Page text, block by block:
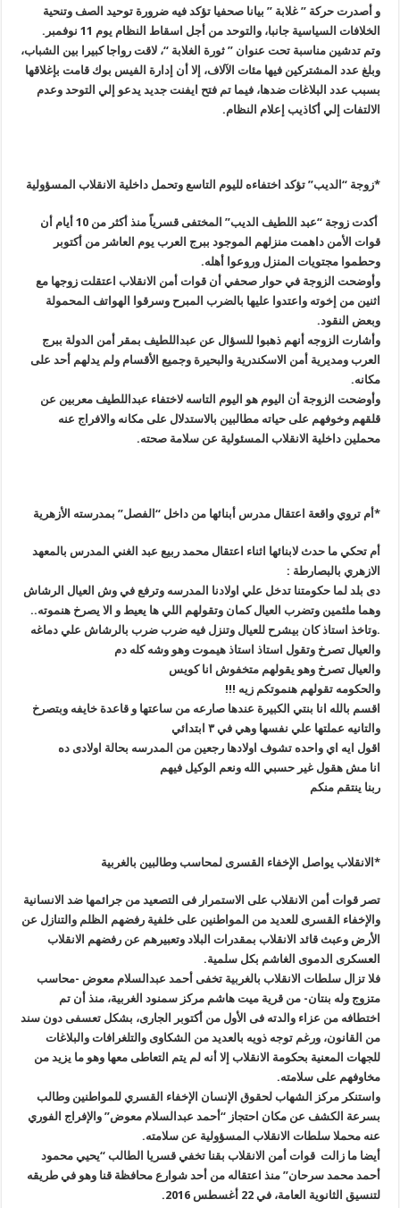
و أصدرت حركة ” غلابة ” بيانا صحفيا تؤكد فيه ضرورة توحيد الصف وتنحية
الخلافات السياسية جانبا، والتوحد من أجل اسقاط النظام يوم 11 نوفمبر
.
وتم تدشين مناسبة تحت عنوان ” ثورة الغلابة “، لاقت رواجا كبيرا بين الشباب،
وبلغ عدد المشتركين فيها مئات الآلاف، إلا أن إدارة الفيس بوك قامت بإغلاقها
بسبب عدد البلاغات ضدها، فيما تم فتح ايفنت جديد يدعو إلي التوحد وعدم
الالتفات إلي أكاذيب إعلام النظام.
*زوجة “الديب” تؤكد اختفاءه لليوم التاسع وتحمل داخلية الانقلاب المسؤولية
أكدت زوجة “عبد اللطيف الديب” المختفى قسرياً منذ أكثر من 10 أيام أن
قوات الأمن داهمت منزلهم الموجود ببرج العرب يوم العاشر من أكتوبر
وحطموا مجتويات المنزل وروعوا أهله.
وأوضحت الزوجة في حوار صحفي أن قوات أمن الانقلاب اعتقلت زوجها مع
اثنين من إخوته واعتدوا عليها بالضرب المبرح وسرقوا الهواتف المحمولة
وبعض النقود.
وأشارت الزوجه أنهم ذهبوا للسؤال عن عبداللطيف بمقر أمن الدولة ببرج
العرب ومديرية أمن الاسكندرية والبحيرة وجميع الأقسام ولم يدلهم أحد على
مكانه.
وأوضحت الزوجة أن اليوم هو اليوم التاسه لاختفاء عبداللطيف معربين عن
قلقهم وخوفهم على حياته مطالبين بالاستدلال على مكانه والافراج عنه
محملين داخلية الانقلاب المسئولية عن سلامة صحته.
*أم تروي واقعة اعتقال مدرس أبنائها من داخل “الفصل” بمدرسته الأزهرية
أم تحكي ما حدث لابنائها اثناء اعتقال محمد ربيع عبد الغني المدرس بالمعهد
الازهري بالبصارطة :
دى بلد لما حكومتنا تدخل علي اولادنا المدرسه وترفع في وش العيال الرشاش
وهما ملثمين وتضرب العيال كمان وتقولهم اللي ها يعيط و الا يصرخ هنموته..
.وتاخذ استاذ كان بيشرح للعيال وتنزل فيه ضرب ضرب بالرشاش علي دماغه
والعيال تصرخ وتقول استاذ استاذ هيموت وهو وشه كله دم
والعيال تصرخ وهو يقولهم متخفوش انا كويس
والحكومه تقولهم هنموتكم زيه !!!
اقسم بالله انا بنتي الكبيرة عندها صارعه من ساعتها و قاعدة خايفه وبتصرخ
والتانيه عملتها علي نفسها وهي في ٣ ابتدائي
اقول ايه اي واحده تشوف اولادها رجعين من المدرسه بحالة اولادى ده
انا مش هقول غير حسبي الله ونعم الوكيل فيهم
ربنا ينتقم منكم
* الانقلاب يواصل الإخفاء القسرى لمحاسب وطالبين بالغربية
تصر قوات أمن الانقلاب على الاستمرار فى التصعيد من جرائمها ضد الانسانية
والإخفاء القسرى للعديد من المواطنين على خلفية رفضهم الظلم والتنازل عن
الأرض وعبث قائد الانقلاب بمقدرات البلاد وتعبيرهم عن رفضهم الانقلاب
العسكرى الدموى الغاشم بكل سلمية.
فلا تزال سلطات الانقلاب بالغربية تخفى أحمد عبدالسلام معوض -محاسب
متزوج وله بنتان- من قرية ميت هاشم مركز سمنود الغربية، منذ أن تم
اختطافه من عزاء والدته فى الأول من أكتوبر الجارى، بشكل تعسفى دون سند
من القانون، ورغم توجه ذويه بالعديد من الشكاوى والتلغرافات والبلاغات
للجهات المعنية بحكومة الانقلاب إلا أنه لم يتم التعاطى معها وهو ما يزيد من
مخاوفهم على سلامته.
واستنكر مركز الشهاب لحقوق الإنسان الإخفاء القسري للمواطنين وطالب
بسرعة الكشف عن مكان احتجاز “أحمد عبدالسلام معوض” والإفراج الفوري
عنه محملا سلطات الانقلاب المسؤولية عن سلامته.
أيضا ما زالت قوات أمن الانقلاب بقنا تخفي قسريا الطالب “يحيي محمود
أحمد محمد سرحان” منذ اعتقاله من أحد شوارع محافظة قنا وهو في طريقه
لتنسيق الثانوية العامة، في 22 أغسطس 2016
.